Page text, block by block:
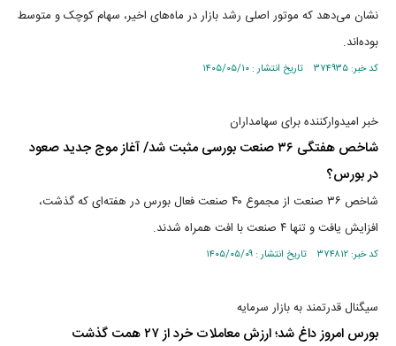
نشان می‌دهد که موتور اصلی رشد بازار در ماه‌های اخیر، سهام کوچک و متوسط
بوده‌اند.
کد خبر: ۳۷۴۹۳۵ تاریخ انتشار : ۱۴۰۵/۰۵/۱۰
خبر امیدوارکننده برای سهامداران
شاخص هفتگی ۳۶ صنعت بورسی مثبت شد/ آغاز موج جدید صعود
در بورس؟
شاخص ۳۶ صنعت از مجموع ۴۰ صنعت فعال بورس در هفته‌ای که گذشت،
افزایش یافت و تنها ۴ صنعت با افت همراه شدند.
کد خبر: ۳۷۴۸۱۲ تاریخ انتشار : ۱۴۰۵/۰۵/۰۹
سیگنال قدرتمند به بازار سرمایه
بورس امروز داغ شد؛ ارزش معاملات خرد از ۲۷ همت گذشت